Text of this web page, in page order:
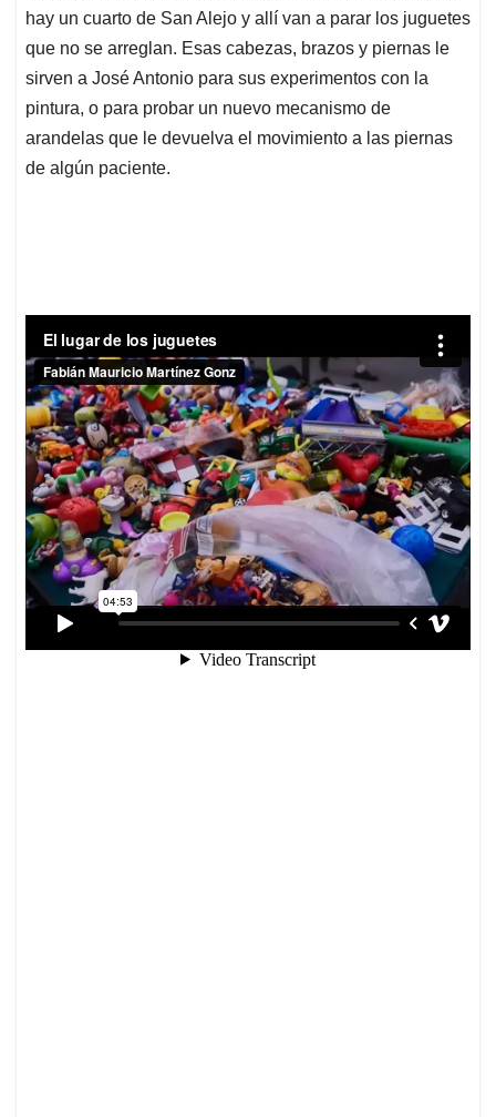
hay un cuarto de San Alejo y allí van a parar los juguetes
que no se arreglan. Esas cabezas, brazos y piernas le
sirven a José Antonio para sus experimentos con la
pintura, o para probar un nuevo mecanismo de
arandelas que le devuelva el movimiento a las piernas
de algún paciente.